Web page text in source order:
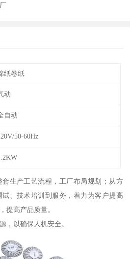
纸卷纸
动
自动
50-60Hz
生产工艺流程，工厂布局规划；从方
、技术培训到服务，着力为客户提高
提高产品质量。
，以确保人机安全。